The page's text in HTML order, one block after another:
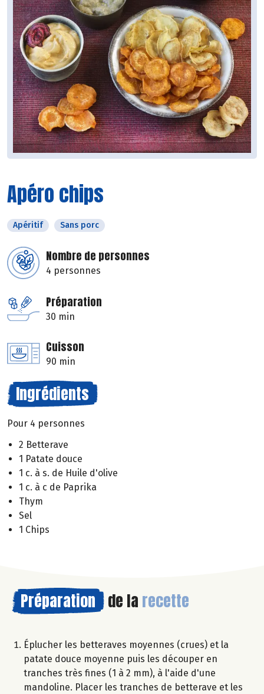
Apéro chips
Apéritif Sans porc
Nombre de personnes
4 personnes
Préparation
30 min
Cuisson
90 min
Ingrédients
Pour 4 personnes
2 Betterave
1 Patate douce
1 c. à s. de Huile d'olive
1 c. à c de Paprika
Thym
Sel
1 Chips
Préparation de la recette
Éplucher les betteraves moyennes (crues) et la
patate douce moyenne puis les découper en
tranches très fines (1 à 2 mm), à l'aide d'une
mandoline. Placer les tranches de betterave et les